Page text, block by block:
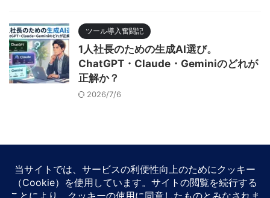
ツール導入奮闘記
1人社長のための生成AI選び。
ChatGPT・Claude・Geminiのどれが
正解か？
2026/7/6